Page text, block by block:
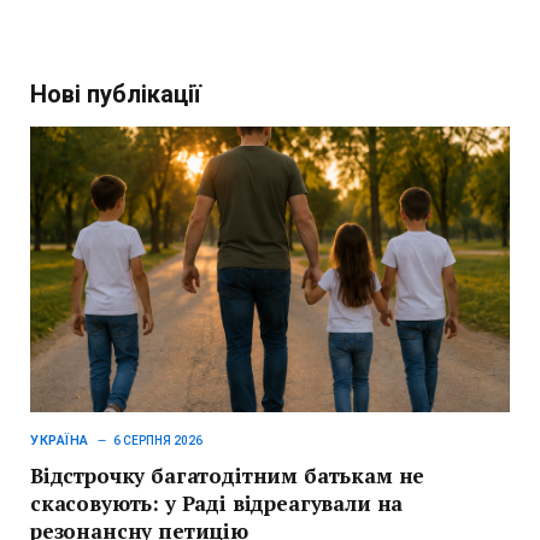
Нові публікації
УКРАЇНА 6 СЕРПНЯ 2026
Відстрочку багатодітним батькам не
скасовують: у Раді відреагували на
резонансну петицію